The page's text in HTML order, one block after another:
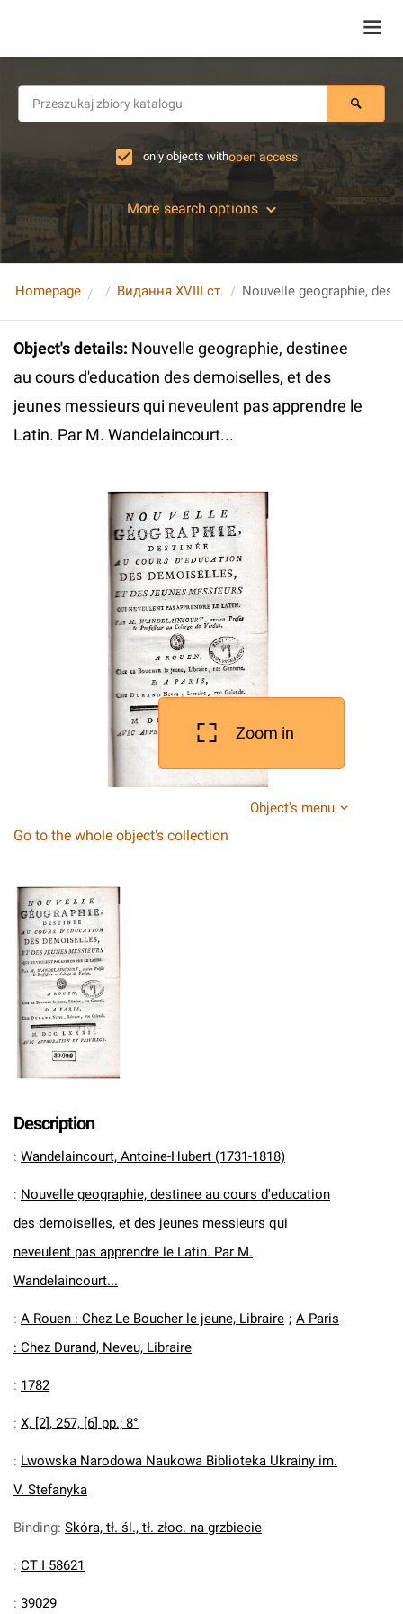
only objects withopen access
More search options
Homepage Видання XVIII ст.
Object's details: Nouvelle geographie, destinee
au cours d'education des demoiselles, et des
jeunes messieurs qui neveulent pas apprendre le
Latin. Par M. Wandelaincourt...
Zoom in
Object's menu
Go to the whole object's collection
Description
: Wandelaincourt, Antoine-Hubert (1731-1818)
: Nouvelle geographie, destinee au cours d'education
des demoiselles, et des jeunes messieurs qui
neveulent pas apprendre le Latin. Par M.
Wandelaincourt...
: A Rouen : Chez Le Boucher le jeune, Libraire ; A Paris
: Chez Durand, Neveu, Libraire
: 1782
: X, [2], 257, [6] pp.; 8°
: Lwowska Narodowa Naukowa Biblioteka Ukrainy im.
V. Stefanyka
Binding: Skóra, tł. śl., tł. złoc. na grzbiecie
: CT I 58621
: 39029